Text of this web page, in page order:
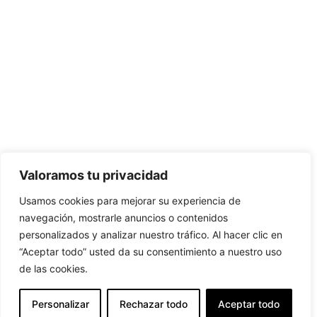
Valoramos tu privacidad
Usamos cookies para mejorar su experiencia de
navegación, mostrarle anuncios o contenidos
personalizados y analizar nuestro tráfico. Al hacer clic en
“Aceptar todo” usted da su consentimiento a nuestro uso
de las cookies.
Personalizar Rechazar todo Aceptar todo